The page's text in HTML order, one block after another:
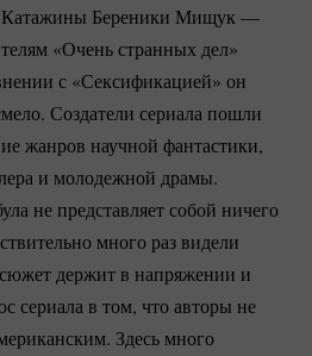
Катажины Береники Мищук —
«Очень странных дел»
с «Сексификацией» он
Создатели сериала пошли
жанров научной фантастики,
и молодежной драмы.
не представляет собой ничего
много раз видели
держит в напряжении и
сериала в том, что авторы не
Здесь много